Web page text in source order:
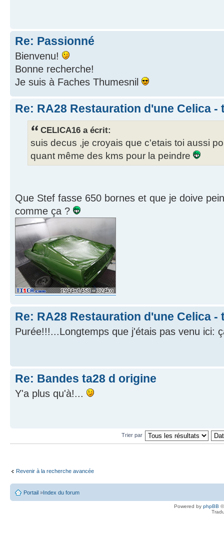
Re: Passionné
Bienvenu!
Bonne recherche!
Je suis à Faches Thumesnil
Re: RA28 Restauration d'une Celica -
CELICA16 a écrit:
suis decus ,je croyais que c'etais toi aussi
quant même des kms pour la peindre
Que Stef fasse 650 bornes et que je doive
comme ça ?
Re: RA28 Restauration d'une Celica -
Purée!!!...Longtemps que j'étais pas venu ici:
Re: Bandes ta28 d origine
Y'a plus qu'à!...
Trier par
Revenir à la recherche avancée
Portail »Index du forum
Powered by phpBB